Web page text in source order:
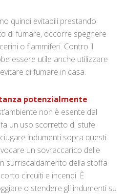
quindi evitabili prestando
di fumare, occorre spegnere
o fiammiferi. Contro il
essere utile anche utilizzare
di fumare in casa.
potenzialmente
non è esente dal
un uso scorretto di stufe
indumenti sopra questi
un sovraccarico delle
surriscaldamento della stoffa
circuiti e incendi. È
o stendere gli indumenti su